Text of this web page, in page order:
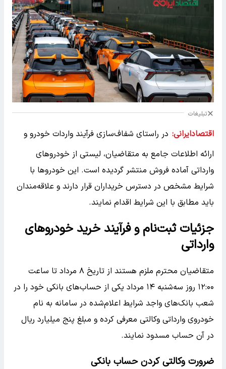
تبلیغات
اقتصادایرانی: در راستای شفاف‌سازی فرآیند واردات خودرو و
ارائه اطلاعات جامع به متقاضیان، لیستی از خودروهای
وارداتی آماده فروش منتشر گردیده است. این خودروها با
شرایط مشخص در دسترس خریداران قرار دارند و علاقه‌مندان
باید مطابق با این شرایط اقدام نمایند.
جزئیات ثبت‌نام و فرآیند خرید خودروهای
وارداتی
متقاضیان محترم ملزم هستند از تاریخ ۸ مرداد تا ساعت
۱۲:۰۰ روز سه‌شنبه ۱۴ مرداد یکی از حساب‌های بانکی خود را در
شعب بانک‌های واجد شرایط اعلام‌شده در سامانه به نام
خودروی وارداتی وکالتی معرفی کرده و مبلغ پنج میلیارد ریال
در آن حساب مسدود نمایند.
ضرورت وکالتی کردن حساب بانکی